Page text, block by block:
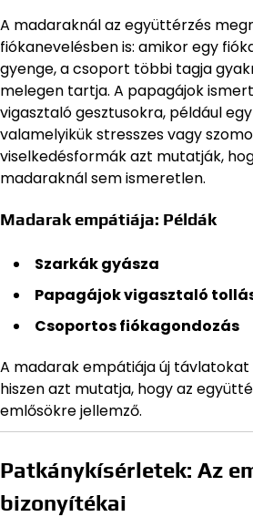
A madaraknál az együttérzés
fiókanevelésben is: amikor egy
gyenge, a csoport többi tagja
melegen tartja. A papagájok
vigasztaló gesztusokra, például
valamelyikük stresszes vagy
viselkedésformák azt mutatják,
madaraknál sem ismeretlen.
Madarak empátiája: Példák
Szarkák gyásza
Papagájok vigasztaló
Csoportos fiókagondozás
A madarak empátiája új
hiszen azt mutatja, hogy az
emlősökre jellemző.
Patkánykísérletek: Az
bizonyítékai